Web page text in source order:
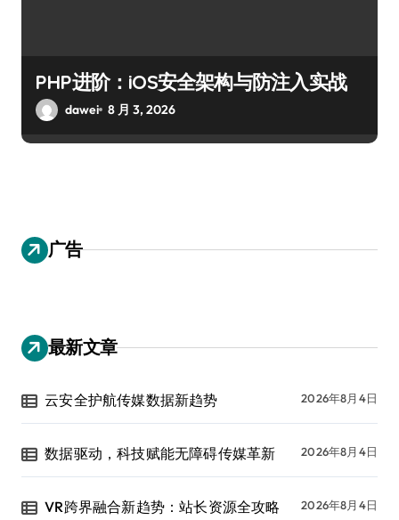
PHP进阶：iOS安全架构与防注入实战
dawei 8 月 3, 2026
广告
最新文章
云安全护航传媒数据新趋势 2026年8月4日
数据驱动，科技赋能无障碍传媒革新 2026年8月4日
VR跨界融合新趋势：站长资源全攻略 2026年8月4日